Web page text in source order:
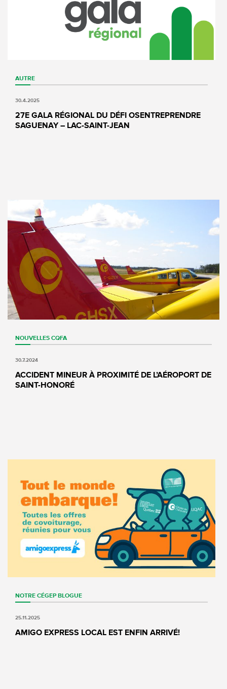
AUTRE
30.4.2025
27E GALA RÉGIONAL DU DÉFI OSENTREPRENDRE
SAGUENAY – LAC-SAINT-JEAN
NOUVELLES CQFA
30.7.2024
ACCIDENT MINEUR À PROXIMITÉ DE L’AÉROPORT DE
SAINT-HONORÉ
NOTRE CÉGEP BLOGUE
25.11.2025
AMIGO EXPRESS LOCAL EST ENFIN ARRIVÉ!